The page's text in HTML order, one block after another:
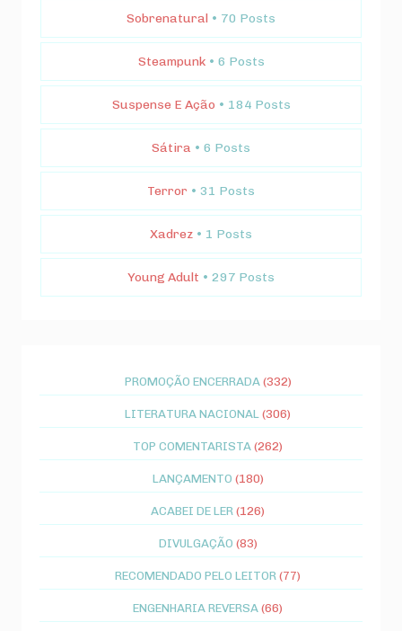
Sobrenatural • 70 Posts
Steampunk • 6 Posts
Suspense E Ação • 184 Posts
Sátira • 6 Posts
Terror • 31 Posts
Xadrez • 1 Posts
Young Adult • 297 Posts
PROMOÇÃO ENCERRADA (332)
LITERATURA NACIONAL (306)
TOP COMENTARISTA(262)
LANÇAMENTO (180)
ACABEI DE LER (126)
DIVULGAÇÃO (83)
RECOMENDADO PELO LEITOR (77)
ENGENHARIA REVERSA(66)